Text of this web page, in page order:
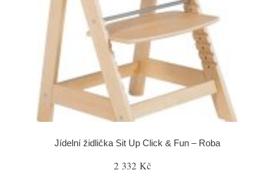
Jídelní židlička Sit Up Click & Fun – Roba
2 332 Kč